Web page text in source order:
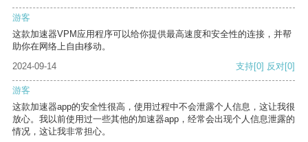
游客
这款加速器VPM应用程序可以给你提供最高速度和安全性的连接，并帮
助你在网络上自由移动。
2024-09-14
支持[0] 反对[0]
游客
这款加速器app的安全性很高，使用过程中不会泄露个人信息，这让我很
放心。我以前使用过一些其他的加速器app，经常会出现个人信息泄露的
情况，这让我非常担心。